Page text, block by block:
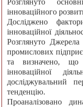
Розглянуто
інноваційного
Досліджено
інноваційної
Розглянуто Джерела
промислових
та визначено, що
інноваційної
досліджувальний
тенденцію.
Проаналізовано